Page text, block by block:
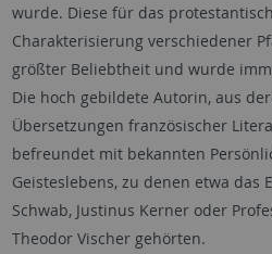
wurde. Diese für das
Charakterisierung verschiedener
größter Beliebtheit und wurde
Die hoch gebildete Autorin, aus
Übersetzungen französischer
befreundet mit bekannten
Geisteslebens, zu denen etwa das
Schwab, Justinus Kerner oder
Theodor Vischer gehörten.